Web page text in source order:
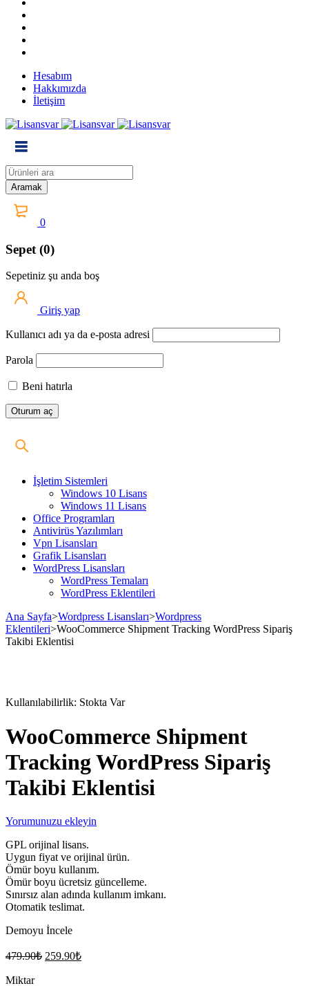
Hesabım
Hakkımızda
İletişim
0
Sepet (0)
Sepetiniz şu anda boş
Giriş yap
Kullanıcı adı ya da e-posta adresi
Parola
Beni hatırla
İşletim Sistemleri
Windows 10 Lisans
Windows 11 Lisans
Office Programları
Antivirüs Yazılımları
Vpn Lisansları
Grafik Lisansları
WordPress Lisansları
WordPress Temaları
WordPress Eklentileri
Ana Sayfa>Wordpress Lisansları>Wordpress
Eklentileri>WooCommerce Shipment Tracking WordPress Sipariş
Takibi Eklentisi
Kullanılabilirlik: Stokta Var
WooCommerce Shipment
Tracking WordPress Sipariş
Takibi Eklentisi
Yorumunuzu ekleyin
GPL orijinal lisans.
Uygun fiyat ve orijinal ürün.
Ömür boyu kullanım.
Ömür boyu ücretsiz güncelleme.
Sınırsız alan adında kullanım imkanı.
Otomatik teslimat.
Demoyu İncele
479.90₺ Orijinal
259.90₺Şu
Miktar